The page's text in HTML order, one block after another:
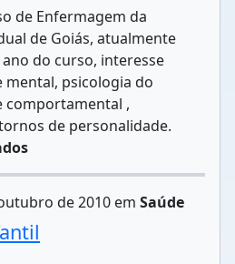
de Enfermagem da
de Goiás, atualmente
do curso, interesse
mental, psicologia do
comportamental ,
de personalidade.
de 2010 em Saúde